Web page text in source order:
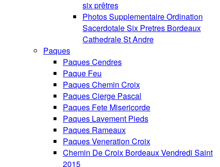
six prêtres
Photos Supplementaire Ordination
Sacerdotale Six Pretres Bordeaux
Cathedrale St Andre
Paques
Paques Cendres
Paque Feu
Paques Chemin Croix
Paques Cierge Pascal
Paques Fete Misericorde
Paques Lavement Pieds
Paques Rameaux
Paques Veneration Croix
Chemin De Croix Bordeaux Vendredi Saint
2015